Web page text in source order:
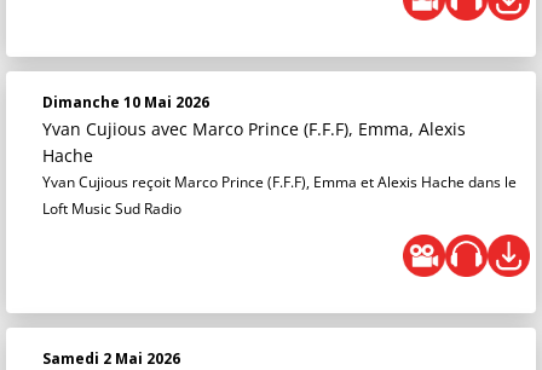
Dimanche 10 Mai 2026
Yvan Cujious avec Marco Prince (F.F.F), Emma, Alexis
Hache
Yvan Cujious reçoit Marco Prince (F.F.F), Emma et Alexis Hache dans le
Loft Music Sud Radio
Samedi 2 Mai 2026